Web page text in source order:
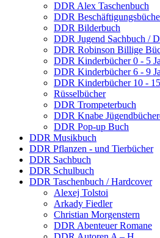
DDR Alex Taschenbuch
DDR
DDR Bilderbuch
DDR Jugend Sachbuch /
DDR Robinson Billige
DDR Kinderbücher 0 - 5
DDR Kinderbücher 6 - 9
DDR Kinderbücher 10 -
Rüsselbücher
DDR Trompeterbuch
DDR Knabe
DDR Pop-up Buch
DDR Musikbuch
DDR Pflanzen - und Tierbücher
DDR Sachbuch
DDR Schulbuch
DDR Taschenbuch / Hardcover
Alexej Tolstoi
Arkady Fiedler
Christian Morgenstern
DDR Abenteuer Romane